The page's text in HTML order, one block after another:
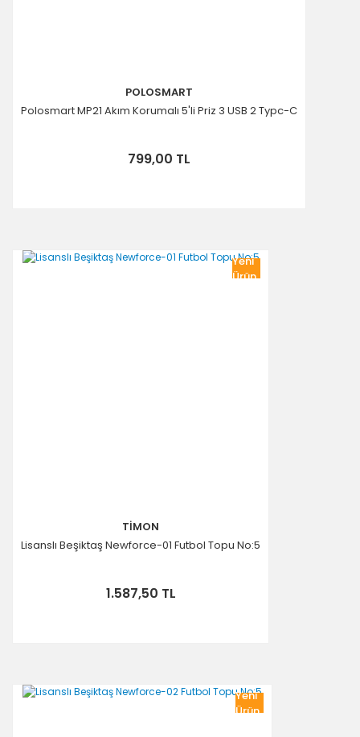
POLOSMART
Polosmart MP21 Akım Korumalı 5'li Priz 3 USB 2 Typc-C
799,00 TL
Yeni
Ürün
TİMON
Lisanslı Beşiktaş Newforce-01 Futbol Topu No:5
1.587,50 TL
Yeni
Ürün